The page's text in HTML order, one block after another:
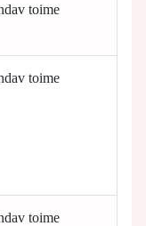
toime
toime
toime